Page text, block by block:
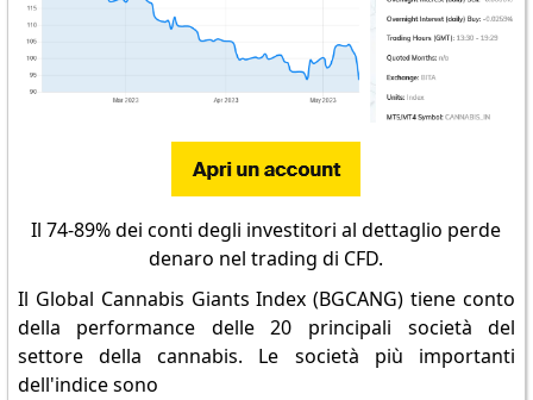
Il 74-89% dei conti degli investitori al dettaglio perde
denaro nel trading di CFD.
Il Global Cannabis Giants Index (BGCANG) tiene conto
della performance delle 20 principali società del
settore della cannabis. Le società più importanti
dell'indice sono